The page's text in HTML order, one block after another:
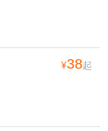
¥38起